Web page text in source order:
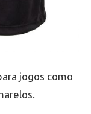
jogos como